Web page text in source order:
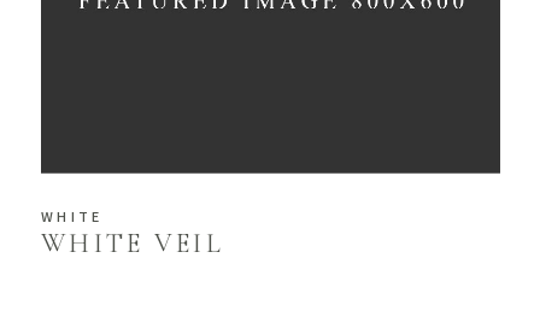
WHITE
WHITE VEIL